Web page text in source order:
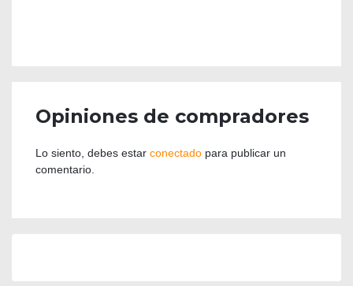
Opiniones de compradores
Lo siento, debes estar conectado para publicar un
comentario.